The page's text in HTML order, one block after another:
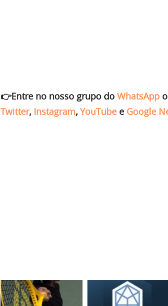
👉Entre no nosso grupo do WhatsApp
Twitter, Instagram, YouTube e Google